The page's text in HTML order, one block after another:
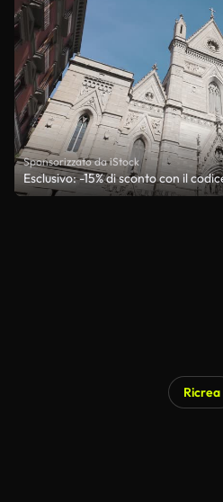
Sponsorizzato da iStock
Esclusivo: -15% di sconto con il
Ricrea